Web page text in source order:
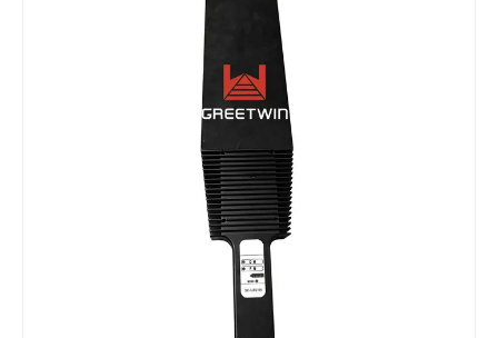
8频段背包式无人机反制设备1-2km无人机干扰器便携式背包屏蔽器